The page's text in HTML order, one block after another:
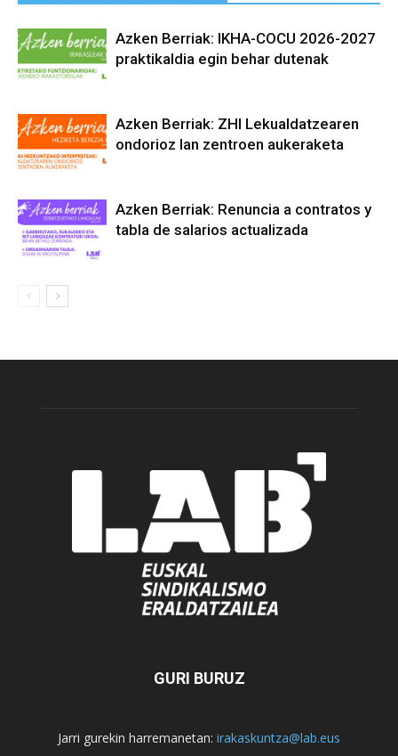
Azken Berriak: IKHA-COCU 2026-2027
praktikaldia egin behar dutenak
Azken Berriak: ZHI Lekualdatzearen
ondorioz lan zentroen aukeraketa
Azken Berriak: Renuncia a contratos y
tabla de salarios actualizada
GURI BURUZ
Jarri gurekin harremanetan: irakaskuntza@lab.eus